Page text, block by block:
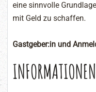
eine sinnvolle
mit Geld zu schaffen.
Gastgeber:in und